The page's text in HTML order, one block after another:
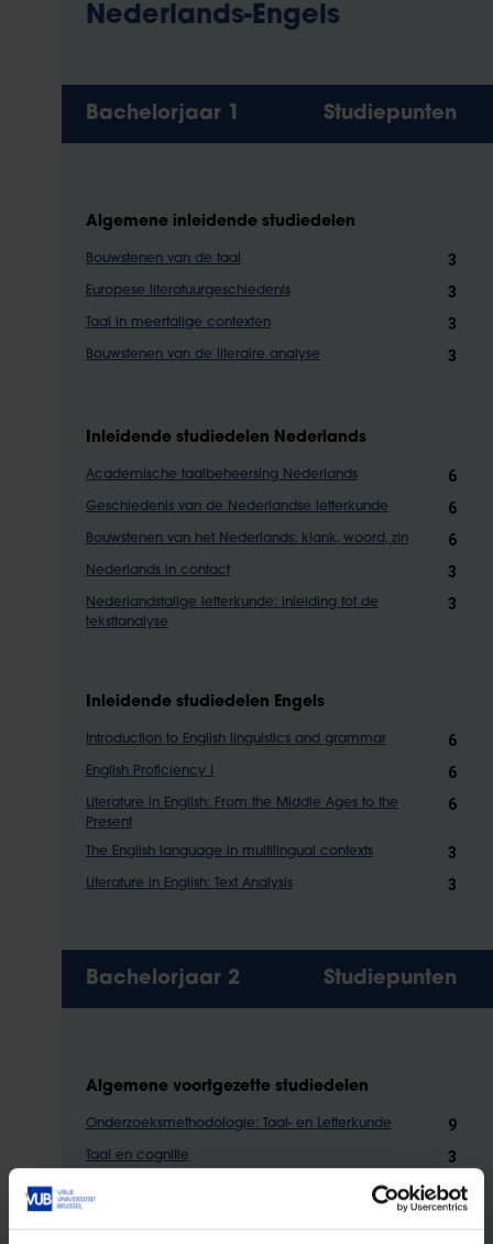
Nederlands-Engels
Bachelorjaar 1 Studiepunten
Algemene inleidende studiedelen
Bouwstenen van de taal 3
Europese literatuurgeschiedenis 3
Taal in meertalige contexten 3
Bouwstenen van de literaire analyse 3
Inleidende studiedelen Nederlands
Academische taalbeheersing Nederlands 6
Geschiedenis van de Nederlandse letterkunde 6
Bouwstenen van het Nederlands: klank, woord, zin 6
Nederlands in contact 3
Nederlandstalige letterkunde: inleiding tot de
teksttanalyse
3
Inleidende studiedelen Engels
Introduction to English linguistics and grammar 6
English Proficiency I 6
Literature in English: From the Middle Ages to the
Present
6
The English language in multilingual contexts 3
Literature in English: Text Analysis 3
Bachelorjaar 2 Studiepunten
Algemene voortgezette studiedelen
Onderzoeksmethodologie: Taal- en Letterkunde 9
Taal en cognitie 3
3